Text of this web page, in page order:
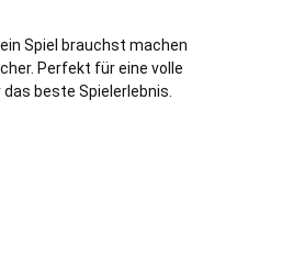
Spiel brauchst machen
Perfekt für eine volle
beste Spielerlebnis.